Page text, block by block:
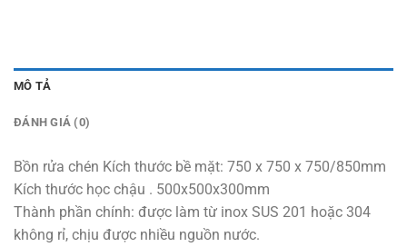
MÔ TẢ
ĐÁNH GIÁ (0)
Bồn rửa chén Kích thước bề mặt: 750 x 750 x 750/850mm
Kích thước học chậu . 500x500x300mm
Thành phần chính: được làm từ inox SUS 201 hoặc 304
không rỉ, chịu được nhiều nguồn nước.